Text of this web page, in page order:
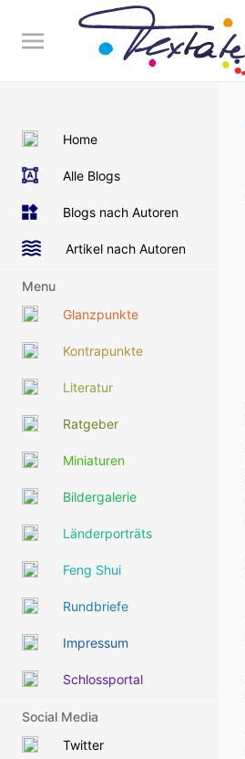
Home
Alle Blogs
Blogs nach Autoren
Artikel nach Autoren
Menu
Glanzpunkte
Kontrapunkte
Literatur
Ratgeber
Miniaturen
Bildergalerie
Länderporträts
Feng Shui
Rundbriefe
Impressum
Schlossportal
Social Media
Twitter